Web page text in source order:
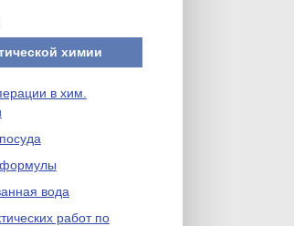
химии
в хим.
вода
работ по